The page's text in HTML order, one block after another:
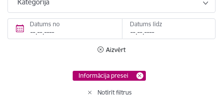
Kategorija
Datums no Datums līdz
Aizvērt
Informācija presei
Notīrīt filtrus